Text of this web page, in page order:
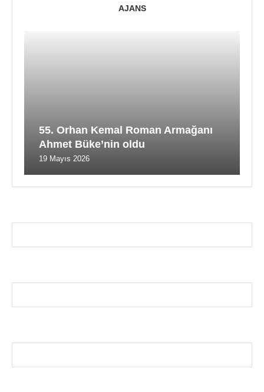
AJANS
55. Orhan Kemal Roman Armağanı
Ahmet Büke’nin oldu
19 Mayıs 2026